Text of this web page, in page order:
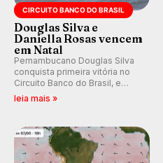
CIRCUITO BANCO DO BRASIL
Douglas Silva e
Daniella Rosas vencem
em Natal
Pernambucano Douglas Silva
conquista primeira vitória no
Circuito Banco do Brasil, e
peruana Daniella Rosas vence
(RN).
leia mais »